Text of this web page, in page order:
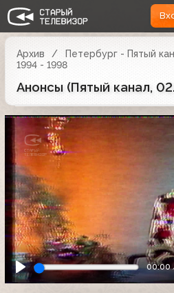
Архив Петербург - Пятый
1994 - 1998
Анонсы (Пятый канал,
00:00